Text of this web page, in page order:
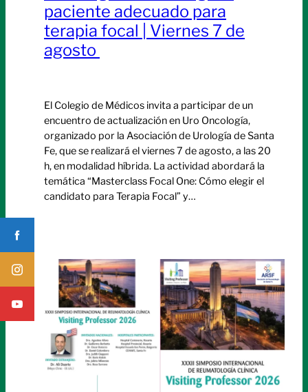
paciente adecuado para
terapia focal | Viernes 7 de
agosto
El Colegio de Médicos invita a participar de un
encuentro de actualización en Uro Oncología,
organizado por la Asociación de Urología de Santa
Fe, que se realizará el viernes 7 de agosto, a las 20
h, en modalidad híbrida. La actividad abordará la
temática “Masterclass Focal One: Cómo elegir el
candidato para Terapia Focal” y…